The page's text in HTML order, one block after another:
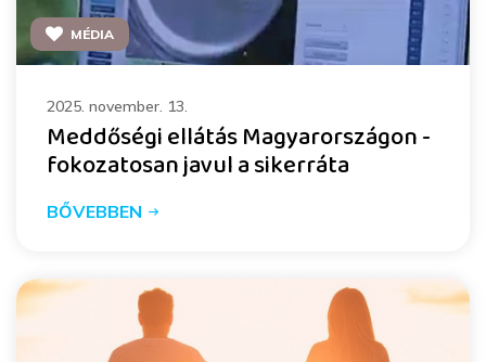
MÉDIA
2025. november. 13.
Meddőségi ellátás Magyarországon -
fokozatosan javul a sikerráta
BŐVEBBEN